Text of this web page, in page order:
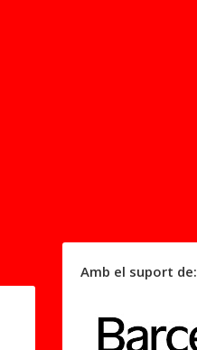
Amb el suport de: